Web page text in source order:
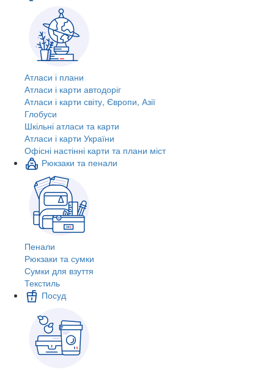
Атласи і плани
Атласи і карти автодоріг
Атласи і карти світу, Європи, Азії
Глобуси
Шкільні атласи та карти
Атласи і карти України
Офісні настінні карти та плани міст
Рюкзаки та пенали
Пенали
Рюкзаки та сумки
Сумки для взуття
Текстиль
Посуд